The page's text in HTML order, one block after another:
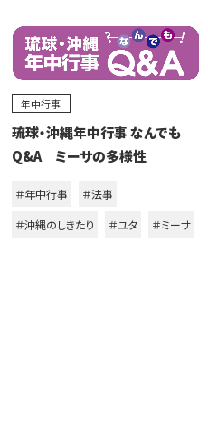
年中行事
琉球・沖縄年中行事 なんでも
Q&A ミーサの多様性
＃年中行事
＃法事
＃沖縄のしきたり
＃ユタ ＃ミーサ